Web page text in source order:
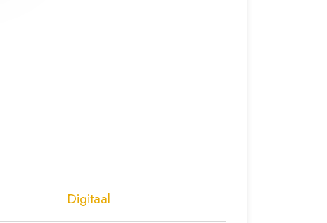
Digitaal